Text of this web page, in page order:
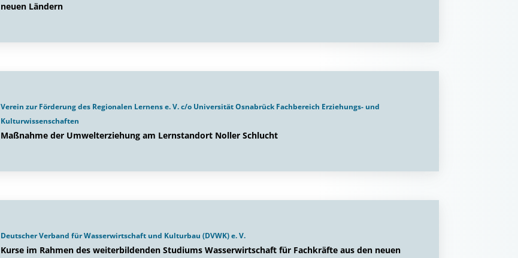
neuen Ländern
Verein zur Förderung des Regionalen Lernens e. V. c/o Universität Osnabrück Fachbereich Erziehungs- und
Kulturwissenschaften
Maßnahme der Umwelterziehung am Lernstandort Noller Schlucht
Deutscher Verband für Wasserwirtschaft und Kulturbau (DVWK) e. V.
Kurse im Rahmen des weiterbildenden Studiums Wasserwirtschaft für Fachkräfte aus den neuen